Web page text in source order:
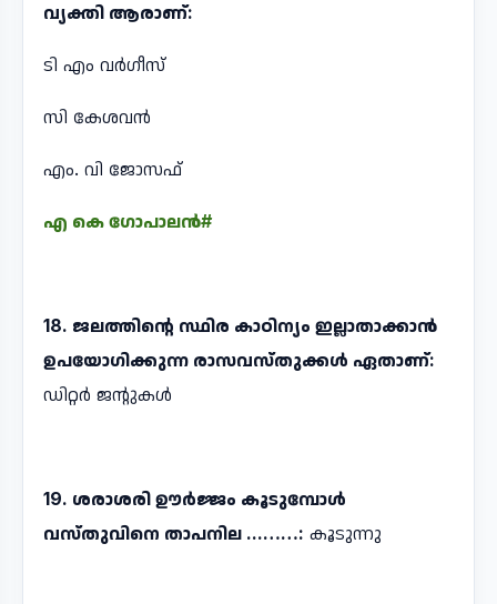
വ്യക്തി ആരാണ്:
ടി എം വർഗീസ്
സി കേശവൻ
എം. വി ജോസഫ്
എ കെ ഗോപാലൻ#
18. ജലത്തിന്റെ സ്ഥിര കാഠിന്യം ഇല്ലാതാക്കാൻ
ഉപയോഗിക്കുന്ന രാസവസ്തുക്കൾ ഏതാണ്:
ഡിറ്റർ ജന്റുകൾ
19. ശരാശരി ഊർജ്ജം കൂടുമ്പോൾ
വസ്തുവിനെ താപനില ...……: കൂടുന്നു